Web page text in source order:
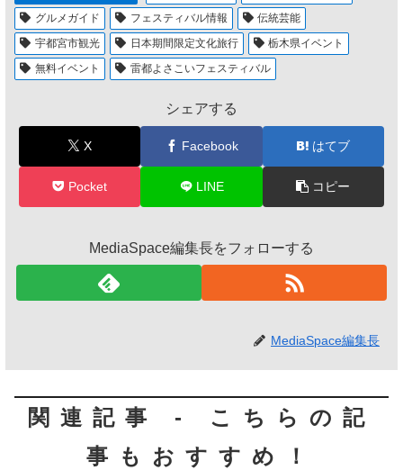
グルメガイド
フェスティバル情報
伝統芸能
宇都宮市観光
日本期間限定文化旅行
栃木県イベント
無料イベント
雷都よさこいフェスティバル
シェアする
X Facebook はてブ
Pocket LINE コピー
MediaSpace編集長をフォローする
MediaSpace編集長
関連記事 - こちらの記
事もおすすめ！